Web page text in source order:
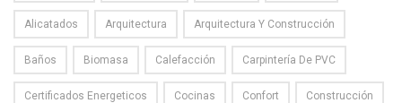
Alicatados Arquitectura Arquitectura Y Construcción
Baños Biomasa Calefacción Carpintería De PVC
Certificados Energeticos Cocinas Confort Construcción